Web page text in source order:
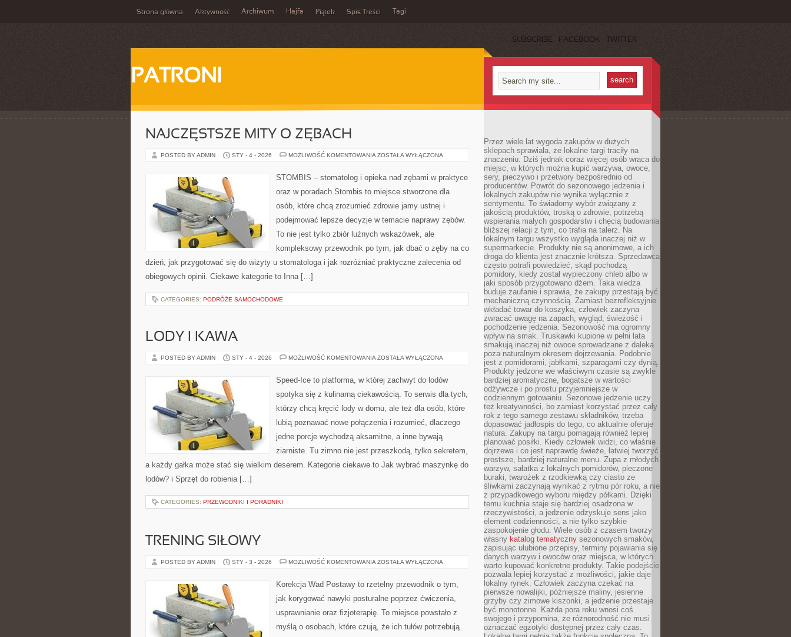
Strona główna Aktywność Archiwum Hajfa Piątek Spis Treści Tagi
SUBSCRIBE FACEBOOK TWITTER
PATRONI
NAJCZĘSTSZE MITY O ZĘBACH
POSTED BY ADMIN STY - 4 - 2026 MOŻLIWOŚĆ KOMENTOWANIA NAJCZĘSTSZE
ZĘBACH
ZOSTAŁA WYŁĄCZONA
STOMBIS – stomatolog i opieka nad zębami w praktyce
oraz w poradach Stombis to miejsce stworzone dla
osób, które chcą zrozumieć zdrowie jamy ustnej i
podejmować lepsze decyzje w temacie naprawy zębów.
To nie jest tylko zbiór luźnych wskazówek, ale
kompleksowy przewodnik po tym, jak dbać o zęby na co
dzień, jak przygotować się do wizyty u stomatologa i jak rozróżniać praktyczne zalecenia od
obiegowych opinii. Ciekawe kategorie to Inna […]
CATEGORIES: PODRÓŻE SAMOCHODOWE
LODY I KAWA
POSTED BY ADMIN STY - 4 - 2026 MOŻLIWOŚĆ KOMENTOWANIA LODY
ZOSTAŁA WYŁĄCZONA
Speed-Ice to platforma, w której zachwyt do lodów
spotyka się z kulinarną ciekawością. To serwis dla tych,
którzy chcą kręcić lody w domu, ale też dla osób, które
lubią poznawać nowe połączenia i rozumieć, dlaczego
jedne porcje wychodzą aksamitne, a inne bywają
ziarniste. Tu zimno nie jest przeszkodą, tylko sekretem,
a każdy gałka może stać się wielkim deserem. Kategorie ciekawe to Jak wybrać maszynkę do
lodów? i Sprzęt do robienia […]
CATEGORIES: PRZEWODNIKI I PORADNIKI
TRENING SIŁOWY
POSTED BY ADMIN STY - 3 - 2026 MOŻLIWOŚĆ KOMENTOWANIA TRENING
ZOSTAŁA WYŁĄCZONA
Korekcja Wad Postawy to rzetelny przewodnik o tym,
jak korygować nawyki posturalne poprzez ćwiczenia,
usprawnianie oraz fizjoterapię. To miejsce powstało z
myślą o osobach, które czują, że ich tułów potrzebują
Przez wiele lat wygoda zakupów w dużych
sklepach sprawiała, że lokalne targi traciły na
znaczeniu. Dziś jednak coraz więcej osób wraca do
miejsc, w których można kupić warzywa, owoce,
sery, pieczywo i przetwory bezpośrednio od
producentów. Powrót do sezonowego jedzenia i
lokalnych zakupów nie wynika wyłącznie z
sentymentu. To świadomy wybór związany z
jakością produktów, troską o zdrowie, potrzebą
wspierania małych gospodarstw i chęcią budowania
bliższej relacji z tym, co trafia na talerz. Na
lokalnym targu wszystko wygląda inaczej niż w
supermarkecie. Produkty nie są anonimowe, a ich
droga do klienta jest znacznie krótsza. Sprzedawca
często potrafi powiedzieć, skąd pochodzą
pomidory, kiedy został wypieczony chleb albo w
jaki sposób przygotowano dżem. Taka wiedza
buduje zaufanie i sprawia, że zakupy przestają być
mechaniczną czynnością. Zamiast bezrefleksyjnie
wkładać towar do koszyka, człowiek zaczyna
zwracać uwagę na zapach, wygląd, świeżość i
pochodzenie jedzenia. Sezonowość ma ogromny
wpływ na smak. Truskawki kupione w pełni lata
smakują inaczej niż owoce sprowadzane z daleka
poza naturalnym okresem dojrzewania. Podobnie
jest z pomidorami, jabłkami, szparagami czy dynią.
Produkty jedzone we właściwym czasie są zwykle
bardziej aromatyczne, bogatsze w wartości
odżywcze i po prostu przyjemniejsze w
codziennym gotowaniu. Sezonowe jedzenie uczy
też kreatywności, bo zamiast korzystać przez cały
rok z tego samego zestawu składników, trzeba
dopasować jadłospis do tego, co aktualnie oferuje
natura. Zakupy na targu pomagają również lepiej
planować posiłki. Kiedy człowiek widzi, co właśnie
dojrzewa i co jest naprawdę świeże, łatwiej tworzyć
prostsze, bardziej naturalne menu. Zupa z młodych
warzyw, sałatka z lokalnych pomidorów, pieczone
buraki, twarożek z rzodkiewką czy ciasto ze
śliwkami zaczynają wynikać z rytmu pór roku, a nie
z przypadkowego wyboru między półkami. Dzięki
temu kuchnia staje się bardziej osadzona w
rzeczywistości, a jedzenie odzyskuje sens jako
element codzienności, a nie tylko szybkie
zaspokojenie głodu. Wiele osób z czasem tworzy
własny katalog tematyczny sezonowych smaków,
zapisując ulubione przepisy, terminy pojawiania się
danych warzyw i owoców oraz miejsca, w których
warto kupować konkretne produkty. Takie podejście
pozwala lepiej korzystać z możliwości, jakie daje
lokalny rynek. Człowiek zaczyna czekać na
pierwsze nowalijki, późniejsze maliny, jesienne
grzyby czy zimowe kiszonki, a jedzenie przestaje
być monotonne. Każda pora roku wnosi coś
swojego i przypomina, że różnorodność nie musi
oznaczać egzotyki dostępnej przez cały czas.